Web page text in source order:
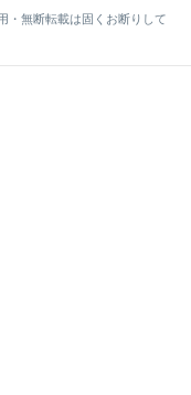
・無断転載は固くお断りして